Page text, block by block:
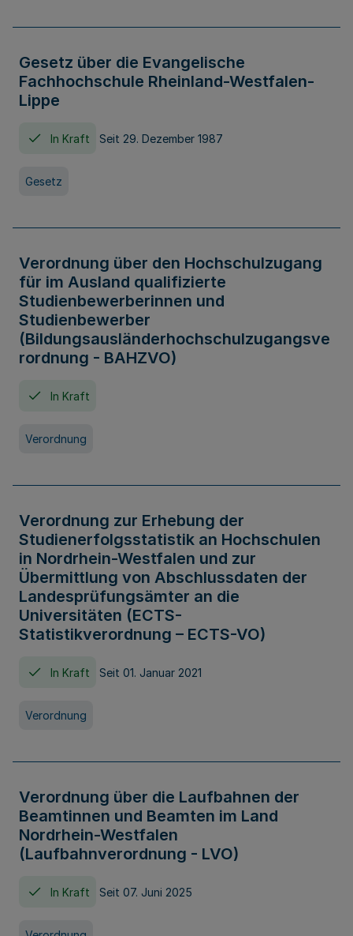
Gesetz über die Evangelische
Fachhochschule Rheinland-Westfalen-
Lippe
In Kraft Seit 29. Dezember 1987
Gesetz
Verordnung über den Hochschulzugang
für im Ausland qualifizierte
Studienbewerberinnen und
Studienbewerber
(Bildungsausländerhochschulzugangsve
rordnung - BAHZVO)
In Kraft
Verordnung
Verordnung zur Erhebung der
Studienerfolgsstatistik an Hochschulen
in Nordrhein-Westfalen und zur
Übermittlung von Abschlussdaten der
Landesprüfungsämter an die
Universitäten (ECTS-
Statistikverordnung – ECTS-VO)
In Kraft Seit 01. Januar 2021
Verordnung
Verordnung über die Laufbahnen der
Beamtinnen und Beamten im Land
Nordrhein-Westfalen
(Laufbahnverordnung - LVO)
In Kraft Seit 07. Juni 2025